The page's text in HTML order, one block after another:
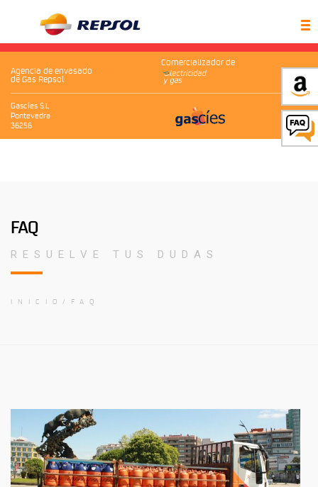
Agencia de envasado
de Gas Repsol
Comercializador de
Gascíes S.L
Pontevedra
36256
FAQ
RESUELVE TUS DUDAS
INICIO FAQ